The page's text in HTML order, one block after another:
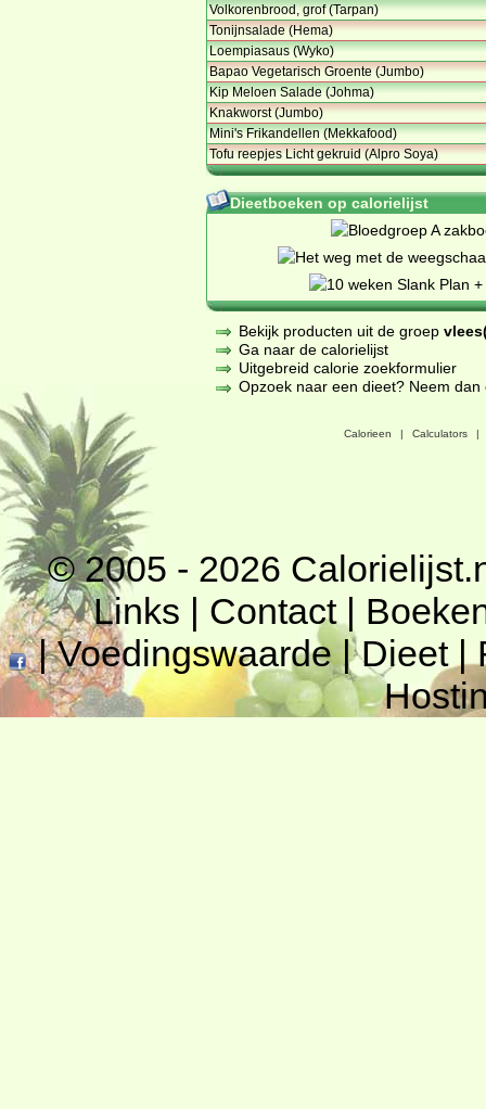
Volkorenbrood, grof (Tarpan)
Tonijnsalade (Hema)
Loempiasaus (Wyko)
Bapao Vegetarisch Groente (Jumbo)
Kip Meloen Salade (Johma)
Knakworst (Jumbo)
Mini's Frikandellen (Mekkafood)
Tofu reepjes Licht gekruid (Alpro Soya)
Dieetboeken op calorielijst
Bekijk producten uit de groep
Ga naar de calorielijst
Uitgebreid calorie zoekformulier
Opzoek naar een dieet? Neem
Calorieen | Calculators |
© 2005 - 2026
Links | Contact|
|Voedingswaarde|Dieet|